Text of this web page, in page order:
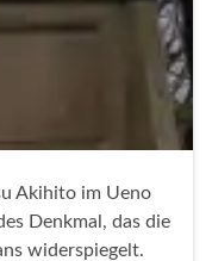
Akihito im Ueno
Denkmal, das die
widerspiegelt.